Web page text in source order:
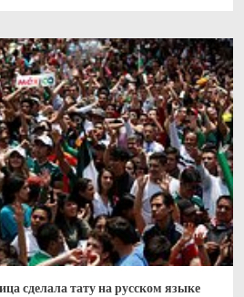
сделала тату на русском языке